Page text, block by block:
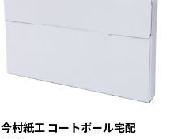
今村紙工 コートボール宅配